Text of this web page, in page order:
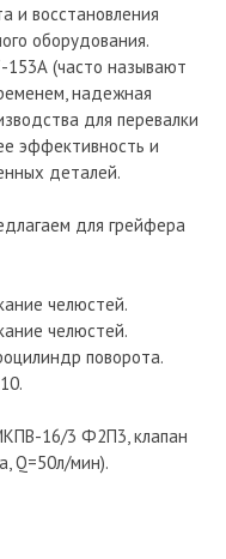
и восстановления
оборудования.
153А (часто называют
надежная
для перевалки
эффективность и
деталей.
для грейфера
челюстей.
челюстей.
поворота.
16/3 Ф2П3, клапан
Q=50л/мин).